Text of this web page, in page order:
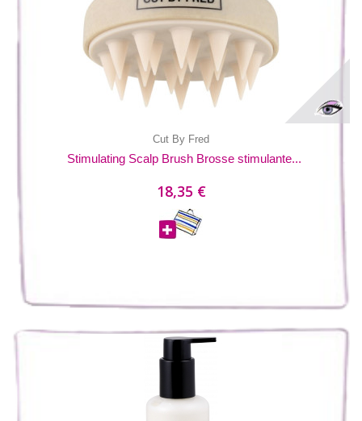
Cut By Fred
Stimulating Scalp Brush Brosse stimulante...
18,35 €